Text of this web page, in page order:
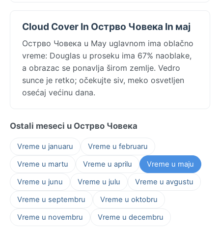
Cloud Cover In Острво Човека In мај
Острво Човека u May uglavnom ima oblačno
vreme: Douglas u proseku ima 67% naoblake,
a obrazac se ponavlja širom zemlje. Vedro
sunce je retko; očekujte siv, meko osvetljen
osećaj većinu dana.
Ostali meseci u Острво Човека
Vreme u januaru
Vreme u februaru
Vreme u martu
Vreme u aprilu
Vreme u maju
Vreme u junu
Vreme u julu
Vreme u avgustu
Vreme u septembru
Vreme u oktobru
Vreme u novembru
Vreme u decembru